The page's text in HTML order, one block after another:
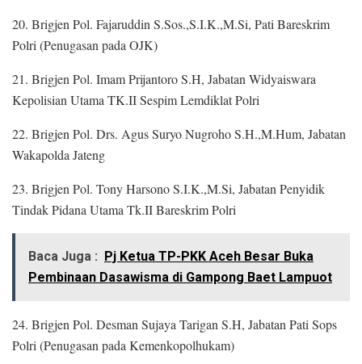
20. Brigjen Pol. Fajaruddin S.Sos.,S.I.K.,M.Si, Pati Bareskrim
Polri (Penugasan pada OJK)
21. Brigjen Pol. Imam Prijantoro S.H, Jabatan Widyaiswara
Kepolisian Utama TK.II Sespim Lemdiklat Polri
22. Brigjen Pol. Drs. Agus Suryo Nugroho S.H.,M.Hum, Jabatan
Wakapolda Jateng
23. Brigjen Pol. Tony Harsono S.I.K.,M.Si, Jabatan Penyidik
Tindak Pidana Utama Tk.II Bareskrim Polri
Baca Juga : Pj Ketua TP-PKK Aceh Besar Buka
Pembinaan Dasawisma di Gampong Baet Lampuot
24. Brigjen Pol. Desman Sujaya Tarigan S.H, Jabatan Pati Sops
Polri (Penugasan pada Kemenkopolhukam)